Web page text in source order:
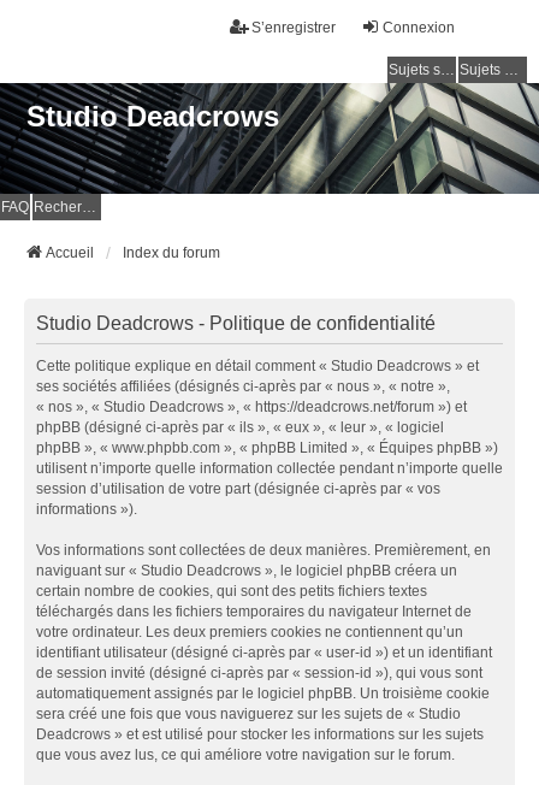
Connexion
S’enregistrer
Sujets sans réponse Sujets actifs
Studio Deadcrows
FAQ Rechercher
Accueil Index du forum
Studio Deadcrows - Politique de confidentialité
Cette politique explique en détail comment « Studio Deadcrows » et
ses sociétés affiliées (désignés ci-après par « nous », « notre »,
« nos », « Studio Deadcrows », « https://deadcrows.net/forum ») et
phpBB (désigné ci-après par « ils », « eux », « leur », « logiciel
phpBB », « www.phpbb.com », « phpBB Limited », « Équipes phpBB »)
utilisent n’importe quelle information collectée pendant n’importe quelle
session d’utilisation de votre part (désignée ci-après par « vos
informations »).
Vos informations sont collectées de deux manières. Premièrement, en
naviguant sur « Studio Deadcrows », le logiciel phpBB créera un
certain nombre de cookies, qui sont des petits fichiers textes
téléchargés dans les fichiers temporaires du navigateur Internet de
votre ordinateur. Les deux premiers cookies ne contiennent qu’un
identifiant utilisateur (désigné ci-après par « user-id ») et un identifiant
de session invité (désigné ci-après par « session-id »), qui vous sont
automatiquement assignés par le logiciel phpBB. Un troisième cookie
sera créé une fois que vous naviguerez sur les sujets de « Studio
Deadcrows » et est utilisé pour stocker les informations sur les sujets
que vous avez lus, ce qui améliore votre navigation sur le forum.